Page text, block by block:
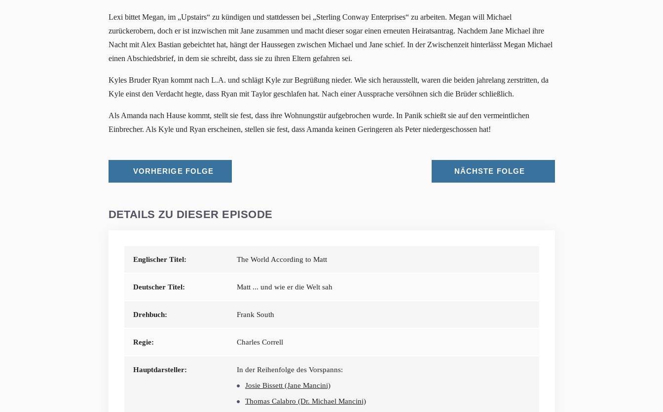
Lexi bittet Megan, im „Upstairs“ zu kündigen und stattdessen bei „Sterling Conway Enterprises“ zu arbeiten. Megan will Michael
zurückerobern, doch er ist inzwischen mit Jane zusammen und macht dieser sogar einen erneuten Heiratsantrag. Nachdem Jane Michael ihre
Nacht mit Alex Bastian gebeichtet hat, hängt der Haussegen zwischen Michael und Jane schief. In der Zwischenzeit hinterlässt Megan Michael
einen Abschiedsbrief, in dem sie schreibt, dass sie zu ihren Eltern gefahren sei.
Kyles Bruder Ryan kommt nach L.A. und schlägt Kyle zur Begrüßung nieder. Wie sich herausstellt, waren die beiden jahrelang zerstritten, da
Kyle einst den Verdacht hegte, dass Ryan mit Taylor geschlafen hat. Nach einer Aussprache versöhnen sich die Brüder schließlich.
Als Amanda nach Hause kommt, stellt sie fest, dass ihre Wohnungstür aufgebrochen wurde. In Panik schießt sie auf den vermeintlichen
Einbrecher. Als Kyle und Ryan erscheinen, stellen sie fest, dass Amanda keinen Geringeren als Peter niedergeschossen hat!
VORHERIGE FOLGE NÄCHSTE FOLGE
DETAILS ZU DIESER EPISODE
Englischer Titel: The World According to Matt
Deutscher Titel: Matt ... und wie er die Welt sah
Drehbuch: Frank South
Regie: Charles Correll
Hauptdarsteller:
In der Reihenfolge des Vorspanns:
Josie Bissett (Jane Mancini)
Thomas Calabro (Dr. Michael Mancini)